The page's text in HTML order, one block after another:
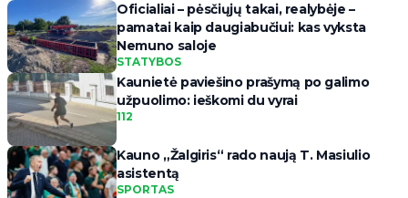
Oficialiai – pėsčiųjų takai, realybėje –
pamatai kaip daugiabučiui: kas vyksta
Nemuno saloje
STATYBOS
Kaunietė paviešino prašymą po galimo
užpuolimo: ieškomi du vyrai
112
Kauno „Žalgiris“ rado naują T. Masiulio
asistentą
SPORTAS